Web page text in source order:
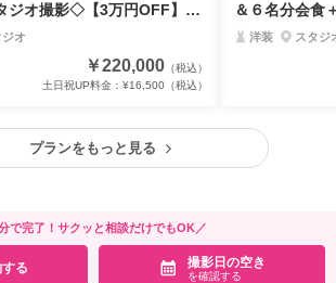
ジオ撮影◇【3万円OFF】和
点《衣裳２点撮影プラン》
ジオ
￥220,000 （税込）
土日祝UP料金： ¥16,500 （税込）
＆６名分会食
家族と一緒に
洋装 スタジ
プランをもっと見る
で完了！サクッと相談だけでもOK／
る 撮影日の空き
を確認する